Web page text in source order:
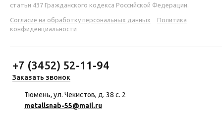
статьи 437 Гражданского кодекса Российской Федерации.
Согласие на обработку персональных данных
Политика
конфиденциальности
+7 (3452) 52-11-94
Заказать звонок
Тюмень, ул. Чекистов, д. 38 с. 2
metallsnab-55@mail.ru